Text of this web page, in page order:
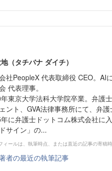
（タチバナ ダイチ）
社PeopleX 代表取締役 CEO。AI
代表理事。
東京大学法科大学院卒業。弁護
ント、GVA法律事務所にて、弁
に弁護士ドットコム株式会社に
サイン」の...
ィールは、執筆時点、または直近の記事の寄稿
者の最近の執筆記事